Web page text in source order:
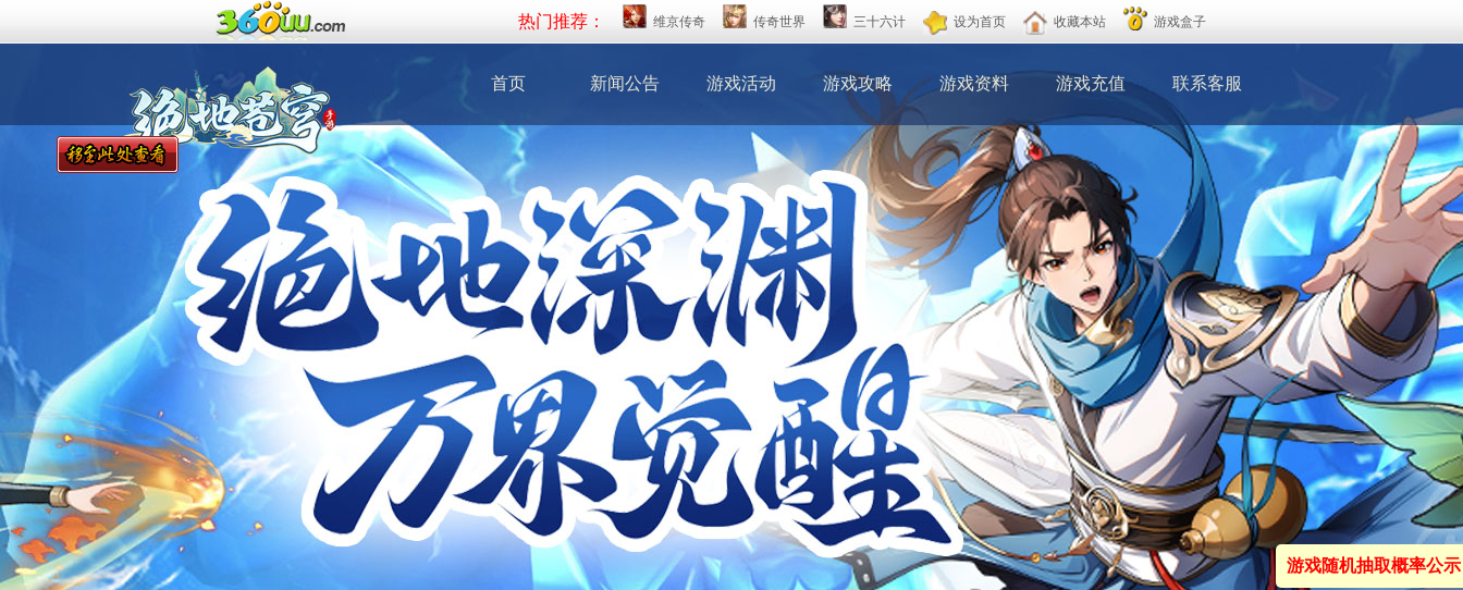
热门推荐： 维京传奇 传奇世界 三十六计 设为首页 收藏本站 游戏盒子
首页 新闻公告 游戏活动 游戏攻略 游戏资料 游戏充值 联系客服
游戏随机抽取概率公示